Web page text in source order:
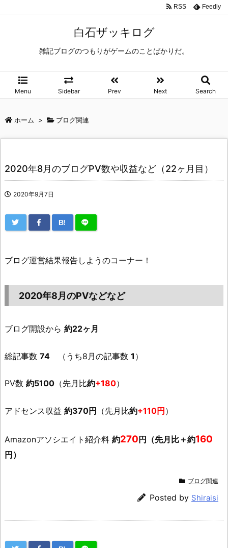
白石ザッキログ
雑記ブログのつもりがゲームのことばかりだ。
Menu Sidebar Prev Next Search
RSS Feedly
ホーム > ブログ関連
2020年8月のブログPV数や収益など（22ヶ月目）
2020年9月7日
B!
ブログ運営結果報告しようのコーナー！
2020年8月のPVなどなど
ブログ開設から 約22ヶ月
総記事数 74 （うち8月の記事数 1 ）
PV数 約5100 （先月比約+180）
アドセンス収益 約370円 （先月比約+110円）
Amazonアソシエイト紹介料 約270 円（先月比＋約160
円）
ブログ関連
Posted by Shiraisi